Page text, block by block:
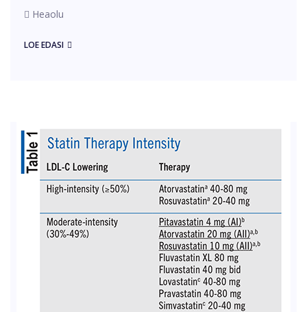
Heaolu
LOE EDASI